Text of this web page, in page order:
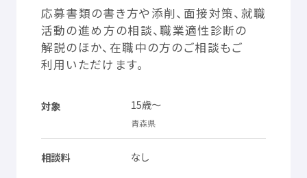
気持ちをはきだす サイト内検索
気に入り お知らせ
プライバシーポリシー 認定サービスとは
応募書類の書き方や添削、 面接対策、 就職
活動の進め 方の相談、職業適性診断の
解説のほか、 在職中の方のご相談もご
利用 いただけます。
対象 15歳～
青森県
相談料 なし